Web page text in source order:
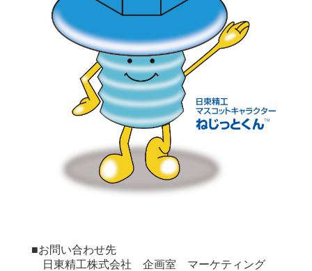
■お問い合わせ先
日東精工株式会社 企画室 マーケティング